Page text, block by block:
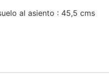
al asiento : 45,5 cms